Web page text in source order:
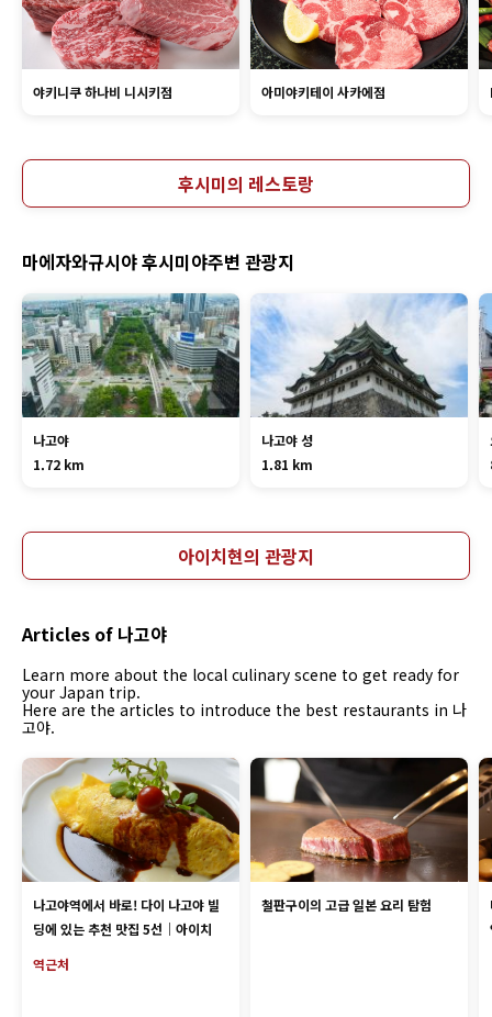
야키니쿠 하나비 니시키점 아미야키테이 사카에점
후시미의 레스토랑
마에자와규시야 후시미야주변 관광지
나고야
1.72 km
나고야 성
1.81 km
아이치현의 관광지
Articles of 나고야
Learn more about the local culinary scene to get ready for
your Japan trip.
Here are the articles to introduce the best restaurants in 나
고야.
나고야역에서 바로! 다이 나고야 빌
딩에 있는 추천 맛집 5선｜아이치
역근처
철판구이의 고급 일본 요리 탐험